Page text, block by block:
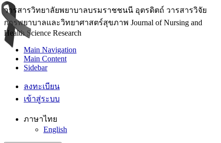
วารสารวิทยาลัยพยาบาลบรมราชชนนี อุตรดิตถ์ วารสารวิจัย
การพยาบาลและวิทยาศาสตร์สุขภาพ Journal of Nursing and
Health Science Research
Main Navigation
Main Content
Sidebar
ลงทะเบียน
เข้าสู่ระบบ
ภาษาไทย
English